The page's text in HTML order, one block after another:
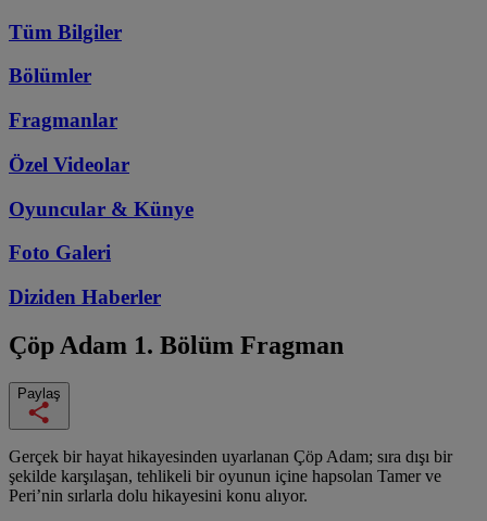
Tüm Bilgiler
Bölümler
Fragmanlar
Özel Videolar
Oyuncular & Künye
Foto Galeri
Diziden Haberler
Çöp Adam 1. Bölüm Fragman
Paylaş
Gerçek bir hayat hikayesinden uyarlanan Çöp Adam; sıra dışı bir
şekilde karşılaşan, tehlikeli bir oyunun içine hapsolan Tamer ve
Peri’nin sırlarla dolu hikayesini konu alıyor.